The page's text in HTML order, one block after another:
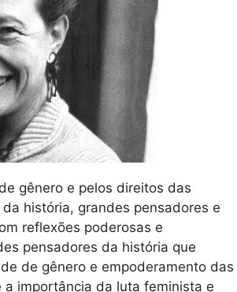
gênero e pelos direitos das
história, grandes pensadores e
reflexões poderosas e
pensadores da história que
de gênero e empoderamento das
importância da luta feminista e